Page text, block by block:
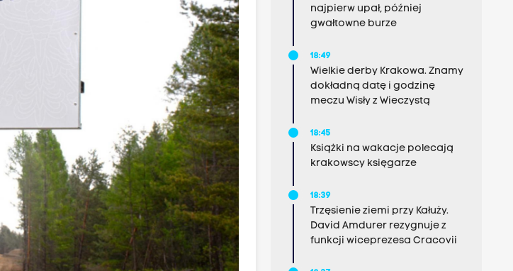
najpierw upał, później
gwałtowne burze
18:49
Wielkie derby Krakowa. Znamy
dokładną datę i godzinę
meczu Wisły z Wieczystą
18:45
Książki na wakacje polecają
krakowscy księgarze
18:39
Trzęsienie ziemi przy Kałuży.
David Amdurer rezygnuje z
funkcji wiceprezesa Cracovii